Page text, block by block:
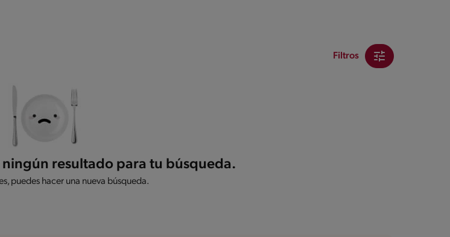
Filtros
resultado para tu búsqueda.
puedes hacer una nueva búsqueda.